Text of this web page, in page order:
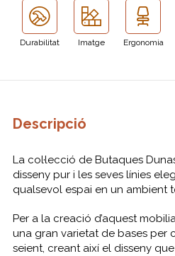
Durabilitat Imatge Ergonomia
Descripció
La col·lecció de Butaques
disseny pur i les seves línies
qualsevol espai en un ambient
Per a la creació d’aquest
una gran varietat de bases per
seient, creant així el disseny que